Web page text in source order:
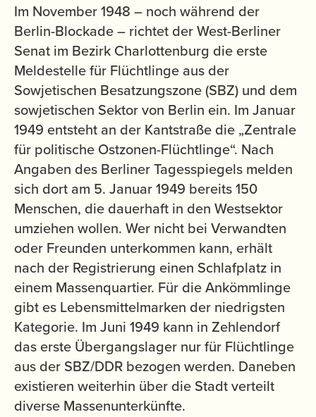
Im November 1948 – noch während der
Berlin-Blockade – richtet der West-Berliner
Senat im Bezirk Charlottenburg die erste
Meldestelle für Flüchtlinge aus der
Sowjetischen Besatzungszone (SBZ) und dem
sowjetischen Sektor von Berlin ein. Im Januar
1949 entsteht an der Kantstraße die „Zentrale
für politische Ostzonen-Flüchtlinge“. Nach
Angaben des Berliner Tagesspiegels melden
sich dort am 5. Januar 1949 bereits 150
Menschen, die dauerhaft in den Westsektor
umziehen wollen. Wer nicht bei Verwandten
oder Freunden unterkommen kann, erhält
nach der Registrierung einen Schlafplatz in
einem Massenquartier. Für die Ankömmlinge
gibt es Lebensmittelmarken der niedrigsten
Kategorie. Im Juni 1949 kann in Zehlendorf
das erste Übergangslager nur für Flüchtlinge
aus der SBZ/DDR bezogen werden. Daneben
existieren weiterhin über die Stadt verteilt
diverse Massenunterkünfte.